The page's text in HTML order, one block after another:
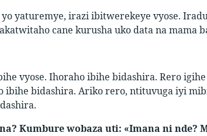
yaturemye, irazi ibitwerekeye vyose.
cane kurusha uko data na mama
vyose. Ihoraho ibihe bidashira. Rero
ibihe bidashira. Ariko rero, ntituvuga iyi
Kumbure wobaza uti: «Imana ni nde?